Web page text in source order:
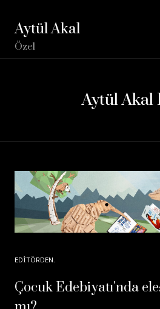
Aytül Akal
Özel
Aytül Akal
EDITÖRDEN
Çocuk Edebiyatı'nda